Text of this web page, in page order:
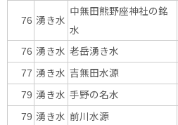
76 湧き水
中無田熊野座神社の銘
水
76 湧き水 老岳湧き水
77 湧き水 吉無田水源
79 湧き水 手野の名水
79 湧き水 前川水源